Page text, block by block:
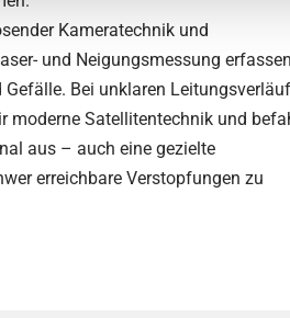
Kameratechnik und
und Neigungsmessung
Bei unklaren
moderne Satellitentechnik und
aus – auch eine gezielte
erreichbare Verstopfungen zu